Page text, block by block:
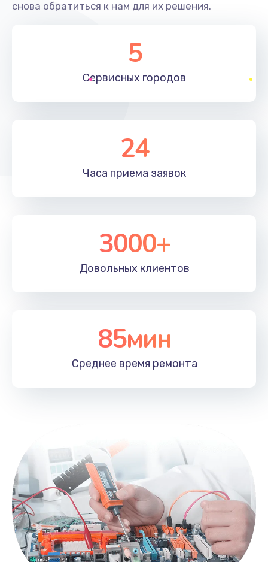
снова обратиться к нам для их решения.
5
Сервисных городов
24
Часа приема заявок
3000+
Довольных клиентов
85мин
Среднее время ремонта